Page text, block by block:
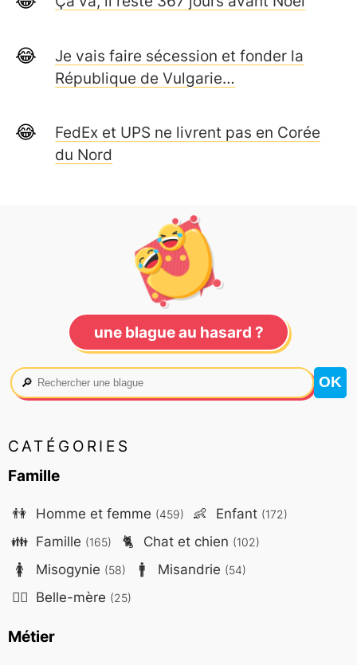
Je vais faire sécession et fonder la
République de Vulgarie…
FedEx et UPS ne livrent pas en Corée
du Nord
une blague au hasard ?
🔎
CATÉGORIES
Famille
👫 Homme et femme (459) 👶 Enfant (172)
👪 Famille (165) 🐈 Chat et chien (102)
🚺 Misogynie (58) 🚹 Misandrie (54)
🤷‍♀️ Belle-mère (25)
Métier